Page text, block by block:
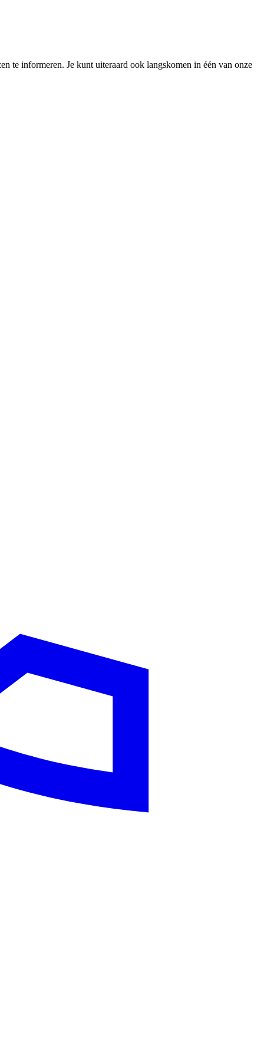
te informeren. Je kunt uiteraard ook langskomen in één van onze